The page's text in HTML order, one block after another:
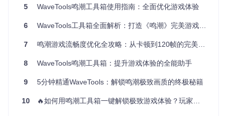
选择鸣潮游戏的安装目录。 🔧 2. 完成配置后，在主界面点击
入官方启动界面，可点击“打开启动器”按钮。
： 问：配置向导中无法找到游戏路径怎么办？
答：可以手动浏览并选择鸣潮游戏的可执行文件（通常为Gam
录是否完整，或尝试重新关联游戏路径。
5 WaveTools鸣潮工具箱使用指南：全面优化游戏体验
6 WaveTools工具箱全面解析：打造《鸣潮》完美游戏体验
7 鸣潮游戏流畅度优化全攻略：从卡顿到120帧的完美蜕变
8 WaveTools鸣潮工具箱：提升游戏体验的全能助手
9 5分钟精通WaveTools：解锁鸣潮极致画质的终极秘籍
10 🔥如何用鸣潮工具箱一键解锁极致游戏体验？玩家必备的4大核心功能全解析